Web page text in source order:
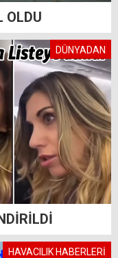
OLDU
DÜNYADAN
HAVACILIK HABERLERİ